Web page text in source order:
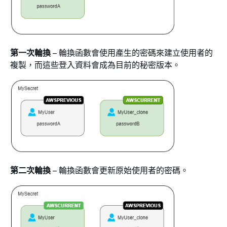
第一次輪換 – 輪換函數會使用產生的密碼來建立使用者的
複製，而這些登入資料會成為目前的秘密版本。
第二次輪換 – 輪換函數會更新原始使用者的密碼。